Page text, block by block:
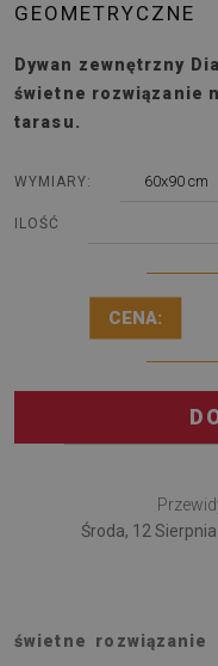
GEOMETRYCZNE
Dywan zewnętrzny
świetne rozwiązanie
tarasu.
WYMIARY: 60x90 cm
ILOŚĆ
CENA:
Środa, 12
świetne rozwiązanie